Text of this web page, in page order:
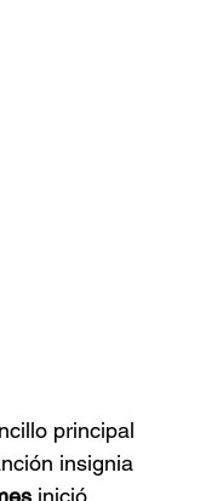
principal
insignia